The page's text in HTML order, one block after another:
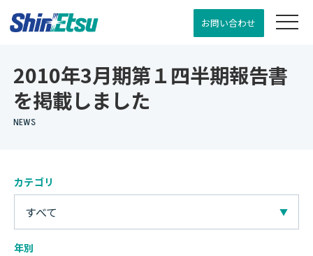
お問い合わせ
2010年3月期第１四半期報告書
を掲載しました
NEWS
カテゴリ
すべて
年別